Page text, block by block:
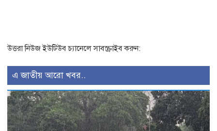
উত্তরা নিউজ ইউটিউব চ্যানেলে সাবস্ক্রাইব করুন:
এ জাতীয় আরো খবর..